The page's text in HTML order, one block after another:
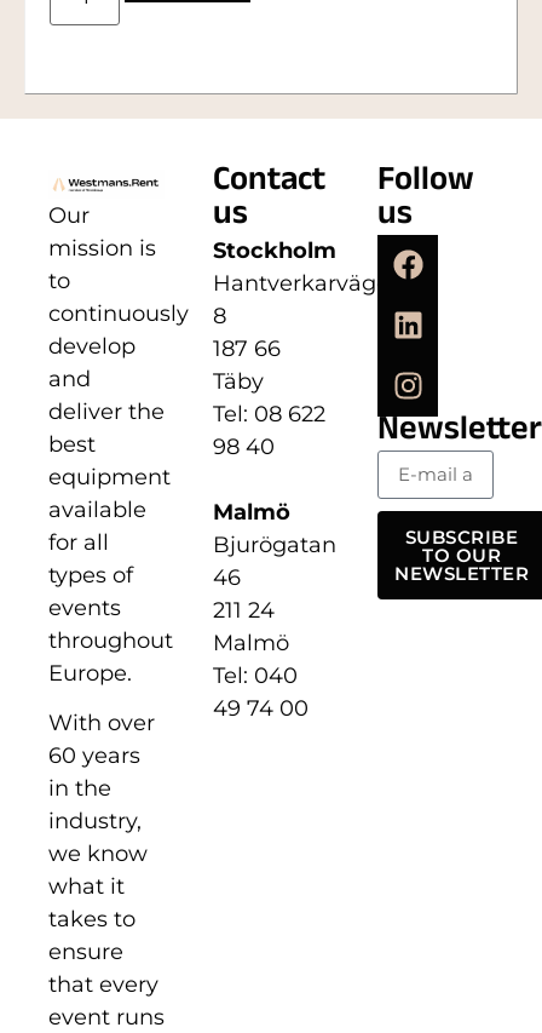
Our
mission is
to
continuously
develop
and
deliver the
best
equipment
available
for all
types of
events
throughout
Europe.
With over
60 years
in the
industry,
we know
what it
takes to
ensure
that every
event runs
Contact
us
Stockholm
Hantverkarvägen
8
187 66
Täby
Tel: 08 622
98 40
Malmö
Bjurögatan
46
211 24
Malmö
Tel: 040
49 74 00
Follow
us
SUBSCRIBE
TO OUR
NEWSLETTER